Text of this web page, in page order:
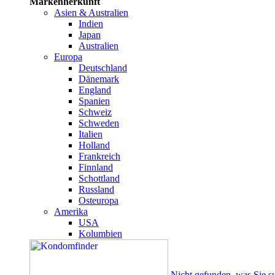
Asien & Australien
Indien
Japan
Australien
Europa
Deutschland
Dänemark
England
Spanien
Schweiz
Schweden
Italien
Holland
Frankreich
Finnland
Schottland
Russland
Osteuropa
Amerika
USA
Kolumbien